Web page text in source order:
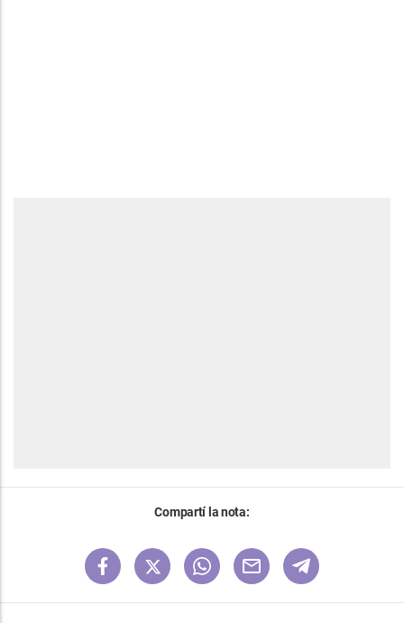
Compartí la nota: